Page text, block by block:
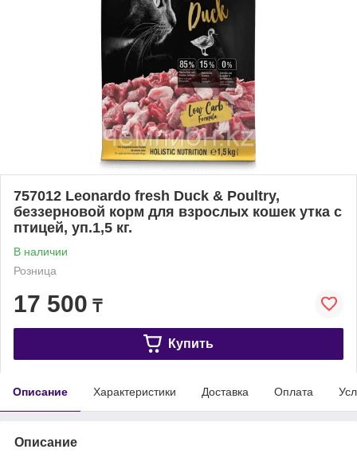
757012 Leonardo fresh Duck & Poultry,
беззерновой корм для взрослых кошек утка с
птицей, уп.1,5 кг.
В наличии
Розница
17 500 ₸
Купить
Описание Характеристики Доставка Оплата
Описание